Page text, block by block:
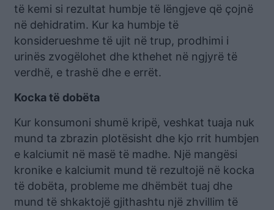
të kemi si rezultat humbje të lëngjeve që çojnë
në dehidratim. Kur ka humbje të
konsiderueshme të ujit në trup, prodhimi i
urinës zvogëlohet dhe kthehet në ngjyrë të
verdhë, e trashë dhe e errët.
Kocka të dobëta
Kur konsumoni shumë kripë, veshkat tuaja nuk
mund ta zbrazin plotësisht dhe kjo rrit humbjen
e kalciumit në masë të madhe. Një mangësi
kronike e kalciumit mund të rezultojë në kocka
të dobëta, probleme me dhëmbët tuaj dhe
mund të shkaktojë gjithashtu një zhvillim të